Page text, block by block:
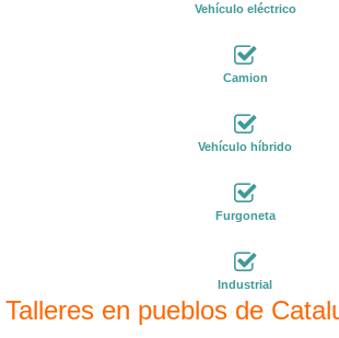
Vehículo eléctrico
Camion
Vehículo híbrido
Furgoneta
Industrial
Talleres en pueblos de